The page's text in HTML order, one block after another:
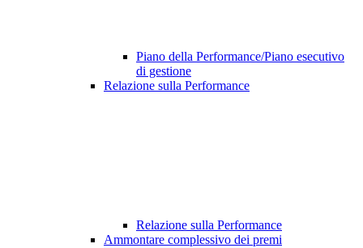
Piano della Performance/Piano esecutivo
di gestione
Relazione sulla Performance
Relazione sulla Performance
Ammontare complessivo dei premi